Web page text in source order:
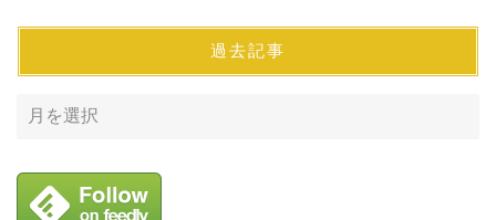
過去記事